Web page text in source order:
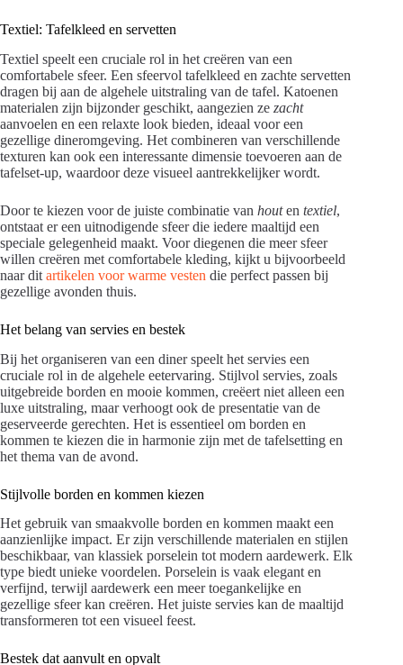
Textiel: Tafelkleed en servetten
Textiel speelt een cruciale rol in het creëren van een
comfortabele sfeer. Een sfeervol tafelkleed en zachte servetten
dragen bij aan de algehele uitstraling van de tafel. Katoenen
materialen zijn bijzonder geschikt, aangezien ze zacht
aanvoelen en een relaxte look bieden, ideaal voor een
gezellige dineromgeving. Het combineren van verschillende
texturen kan ook een interessante dimensie toevoeren aan de
tafelset-up, waardoor deze visueel aantrekkelijker wordt.
Door te kiezen voor de juiste combinatie van houten textiel,
ontstaat er een uitnodigende sfeer die iedere maaltijd een
speciale gelegenheid maakt. Voor diegenen die meer sfeer
willen creëren met comfortabele kleding, kijkt u bijvoorbeeld
naar dit artikelen voor warme vesten die perfect passen bij
gezellige avonden thuis.
Het belang van servies en bestek
Bij het organiseren van een diner speelt het servies een
cruciale rol in de algehele eetervaring. Stijlvol servies, zoals
uitgebreide borden en mooie kommen, creëert niet alleen een
luxe uitstraling, maar verhoogt ook de presentatie van de
geserveerde gerechten. Het is essentieel om borden en
kommen te kiezen die in harmonie zijn met de tafelsetting en
het thema van de avond.
Stijlvolle borden en kommen kiezen
Het gebruik van smaakvolle borden en kommen maakt een
aanzienlijke impact. Er zijn verschillende materialen en stijlen
beschikbaar, van klassiek porselein tot modern aardewerk. Elk
type biedt unieke voordelen. Porselein is vaak elegant en
verfijnd, terwijl aardewerk een meer toegankelijke en
gezellige sfeer kan creëren. Het juiste servies kan de maaltijd
transformeren tot een visueel feest.
Bestek dat aanvult en opvalt